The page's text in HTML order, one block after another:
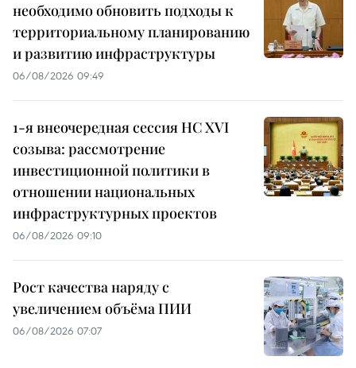
необходимо обновить подходы к
территориальному планированию
и развитию инфраструктуры
06/08/2026 09:49
1-я внеочередная сессия НС XVI
созыва: рассмотрение
инвестиционной политики в
отношении национальных
инфраструктурных проектов
06/08/2026 09:10
Рост качества наряду с
увеличением объёма ПИИ
06/08/2026 07:07